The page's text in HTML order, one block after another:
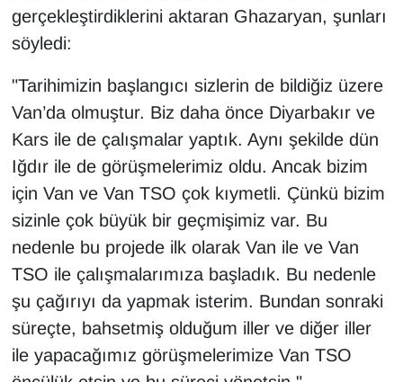
gerçekleştirdiklerini aktaran Ghazaryan, şunları
söyledi:
"Tarihimizin başlangıcı sizlerin de bildiğiz üzere
Van’da olmuştur. Biz daha önce Diyarbakır ve
Kars ile de çalışmalar yaptık. Aynı şekilde dün
Iğdır ile de görüşmelerimiz oldu. Ancak bizim
için Van ve Van TSO çok kıymetli. Çünkü bizim
sizinle çok büyük bir geçmişimiz var. Bu
nedenle bu projede ilk olarak Van ile ve Van
TSO ile çalışmalarımıza başladık. Bu nedenle
şu çağırıyı da yapmak isterim. Bundan sonraki
süreçte, bahsetmiş olduğum iller ve diğer iller
ile yapacağımız görüşmelerimize Van TSO